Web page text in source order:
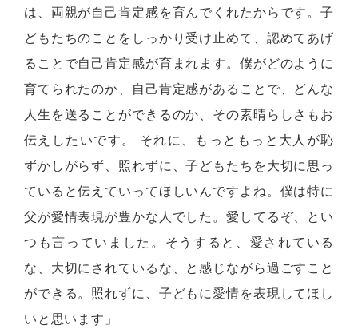
は、両親が自己肯定感を育んでくれたからです。子
どもたちのことをしっかり受け止めて、認めてあげ
ることで自己肯定感が育まれます。僕がどのように
育てられたのか、自己肯定感があることで、どんな
人生を送ることができるのか、その素晴らしさもお
伝えしたいです。 それに、もっともっと大人が恥
ずかしがらず、照れずに、子どもたちを大切に思っ
ていると伝えていってほしいんですよね。僕は特に
父が愛情表現が豊かな人でした。愛してるぞ、とい
つも言っていました。そうすると、愛されている
な、大切にされているな、と感じながら過ごすこと
ができる。照れずに、子どもに愛情を表現してほし
いと思います」